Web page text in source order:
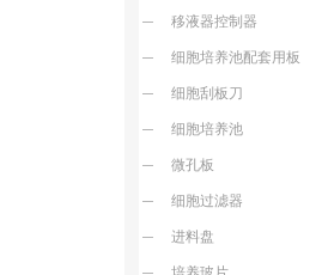
移液器控制器
细胞培养池配套用板
细胞刮板刀
细胞培养池
微孔板
细胞过滤器
进料盘